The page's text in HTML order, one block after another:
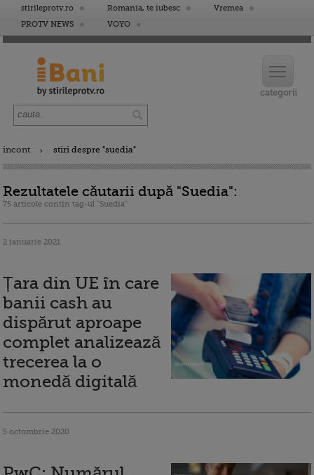
stirileprotv.ro Romania, te iubesc
Vremea
PROTV NEWS
VOYO
incont stiri despre "suedia"
Rezultatele căutarii după "Suedia":
75 articole contin tag-ul "Suedia"
2 ianuarie 2021
Țara din UE în care
banii cash au
dispărut aproape
complet analizează
trecerea la o
monedă digitală
5 octombrie 2020